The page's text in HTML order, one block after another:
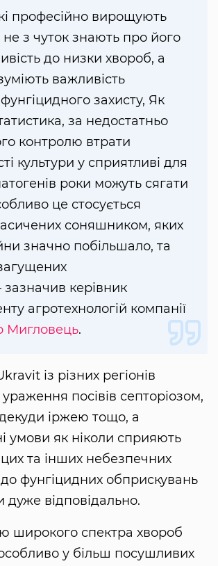
професійно вирощують
з чуток знають про його
до низки хвороб, а
важливість
захисту, Як
за недостатньо
контролю втрати
культури у сприятливі для
роки можуть сягати
це стосується
соняшником, яких
значно побільшало, та
зазначив керівник
агротехнологій компанії
Мигловець.
із різних регіонів
посівів септоріозом,
іржею тощо, а
умови як ніколи сприяють
та інших небезпечних
фунгіцидних обприскувань
дуже відповідально.
широкого спектра хвороб
у більш посушливих